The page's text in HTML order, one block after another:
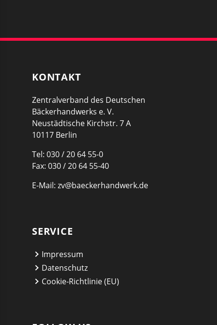
KONTAKT
Zentralverband des Deutschen
Bäckerhandwerks e. V.
Neustädtische Kirchstr. 7 A
10117 Berlin
Tel: 030 / 20 64 55-0
Fax: 030 / 20 64 55-40
E-Mail: zv@baeckerhandwerk.de
SERVICE
Impressum
Datenschutz
Cookie-Richtlinie (EU)